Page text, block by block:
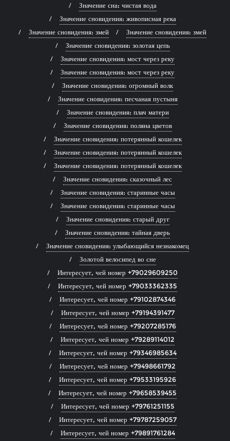
Значение сна: чистая вода
Значение сновидения: живописная река
Значение сновидения: змей
Значение сновидения: змей
Значение сновидения: золотая цепь
Значение сновидения: мост через реку
Значение сновидения: мост через реку
Значение сновидения: огромный волк
Значение сновидения: песчаная пустыня
Значение сновидения: плач матери
Значение сновидения: поляна цветов
Значение сновидения: потерянный кошелек
Значение сновидения: потерянный кошелек
Значение сновидения: потерянный кошелек
Значение сновидения: сказочный лес
Значение сновидения: старинные часы
Значение сновидения: старинные часы
Значение сновидения: старый друг
Значение сновидения: тайная дверь
Значение сновидения: улыбающийся незнакомец
Золотой велосипед во сне
Интересует, чей номер +79029609250
Интересует, чей номер +79033362335
Интересует, чей номер +79102874346
Интересует, чей номер +79194391477
Интересует, чей номер +79207285176
Интересует, чей номер +79289114012
Интересует, чей номер +79346985634
Интересует, чей номер +79498661792
Интересует, чей номер +79533195926
Интересует, чей номер +79658539455
Интересует, чей номер +79761251155
Интересует, чей номер +79787259057
Интересует, чей номер +79891761284